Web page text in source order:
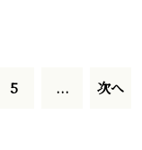
5 ... 次へ